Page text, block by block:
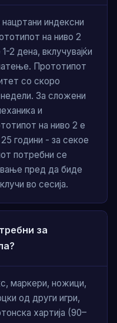
индексни
на ниво 2
2 дена, вклучувајќи
Прототипот
со скоро
За сложени
и
на ниво 2 е
години - за секое
потребни се
пред да биде
во сесија.
за
маркери, ножици,
од други игри,
хартија (90–